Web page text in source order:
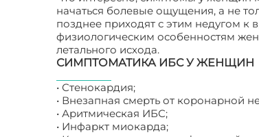
начаться болевые ощущения, а не
позднее приходят с этим недугом к
физиологическим особенностям
летального исхода.
СИМПТОМАТИКА ИБС У ЖЕНЩИН
• Стенокардия;
• Внезапная смерть от коронарной
• Аритмическая ИБС;
• Инфаркт миокарда;